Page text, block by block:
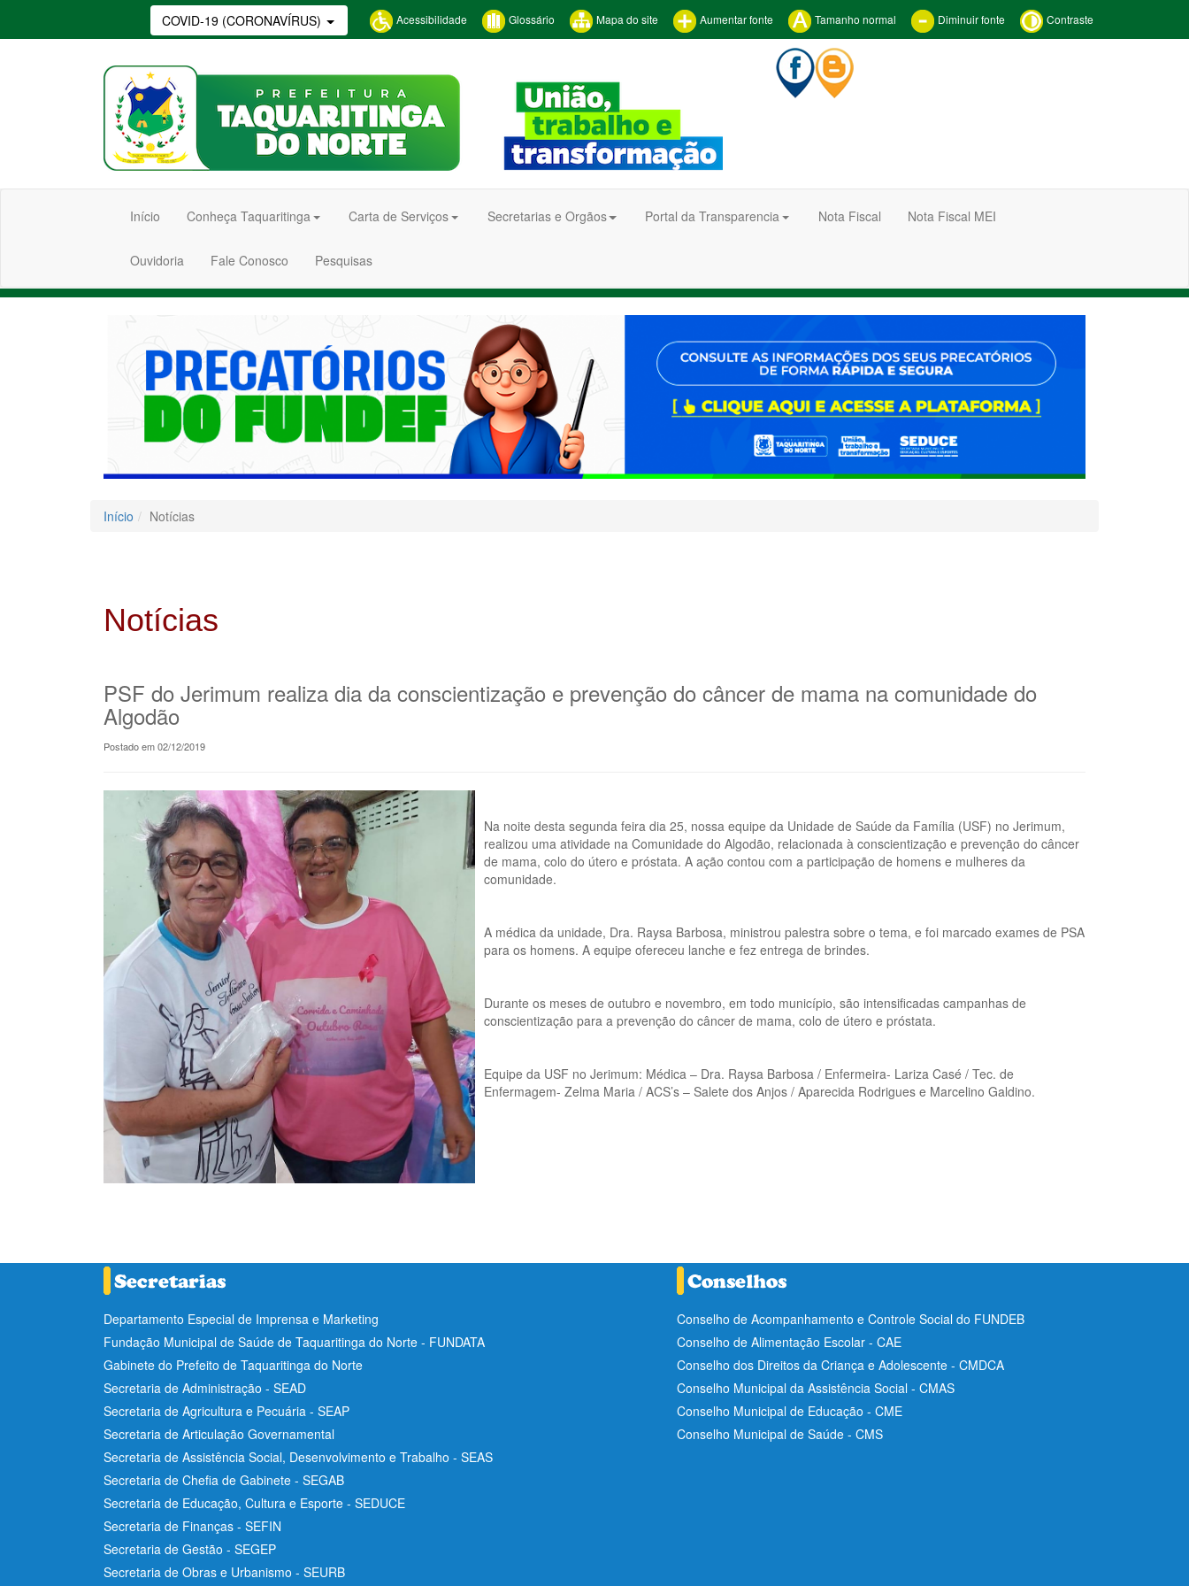
COVID-19 (CORONAVÍRUS) Acessibilidade Glossário Mapa do site Aumentar fonte Tamanho normal Diminuir fonte Contraste
Início Conheça Taquaritinga Carta de Serviços Secretarias e Orgãos Portal da Transparencia Nota Fiscal Nota Fiscal MEI
Ouvidoria Fale Conosco Pesquisas
Início Notícias
Notícias
PSF do Jerimum realiza dia da conscientização e prevenção do câncer de mama na comunidade do
Algodão
Postado em 02/12/2019
Na noite desta segunda feira dia 25, nossa equipe da Unidade de Saúde da Família (USF) no Jerimum,
realizou uma atividade na Comunidade do Algodão, relacionada à conscientização e prevenção do câncer
de mama, colo do útero e próstata. A ação contou com a participação de homens e mulheres da
comunidade.
A médica da unidade, Dra. Raysa Barbosa, ministrou palestra sobre o tema, e foi marcado exames de PSA
para os homens. A equipe ofereceu lanche e fez entrega de brindes.
Durante os meses de outubro e novembro, em todo município, são intensificadas campanhas de
conscientização para a prevenção do câncer de mama, colo de útero e próstata.
Equipe da USF no Jerimum: Médica – Dra. Raysa Barbosa / Enfermeira- Lariza Casé / Tec. de
Enfermagem- Zelma Maria / ACS’s – Salete dos Anjos / Aparecida Rodrigues e Marcelino Galdino.
Departamento Especial de Imprensa e Marketing
Fundação Municipal de Saúde de Taquaritinga do Norte - FUNDATA
Gabinete do Prefeito de Taquaritinga do Norte
Secretaria de Administração - SEAD
Secretaria de Agricultura e Pecuária - SEAP
Secretaria de Articulação Governamental
Secretaria de Assistência Social, Desenvolvimento e Trabalho - SEAS
Secretaria de Chefia de Gabinete - SEGAB
Secretaria de Educação, Cultura e Esporte - SEDUCE
Secretaria de Finanças - SEFIN
Secretaria de Gestão - SEGEP
Secretaria de Obras e Urbanismo - SEURB
Conselho de Acompanhamento e Controle Social do FUNDEB
Conselho de Alimentação Escolar - CAE
Conselho dos Direitos da Criança e Adolescente - CMDCA
Conselho Municipal da Assistência Social - CMAS
Conselho Municipal de Educação - CME
Conselho Municipal de Saúde - CMS